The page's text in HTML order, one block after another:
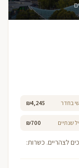
בחדר ₪4,245
שנתיים ₪700
לצהריים. כשרות: